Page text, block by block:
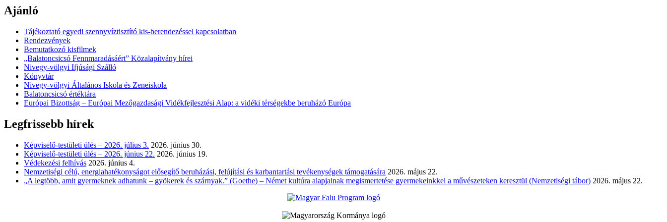
Ajánló
Tájékoztató egyedi szennyvíztisztító kis-berendezéssel kapcsolatban
Rendezvények
Bemutatkozó kisfilmek
„Balatoncsicsó Fennmaradásáért” Közalapítvány hírei
Nivegy-völgyi Ifjúsági Szálló
Könyvtár
Nivegy-völgyi Általános Iskola és Zeneiskola
Balatoncsicsó értéktára
Európai Bizottság – Európai Mezőgazdasági Vidékfejlesztési Alap: a vidéki térségekbe beruházó Európa
Legfrissebb hírek
Képviselő-testületi ülés – 2026. július 3. 2026. június 30.
Képviselő-testületi ülés – 2026. június 22. 2026. június 19.
Védekezési felhívás 2026. június 4.
Nemzetiségi célú, energiahatékonyságot elősegítő beruházási, felújítási és karbantartási tevékenységek támogatására 2026. május 22.
„A legtöbb, amit gyermeknek adhatunk – gyökerek és szárnyak.” (Goethe) – Német kultúra alapjainak megismertetése gyermekeinkkel a művészeteken keresztül (Nemzetiségi tábor) 2026. május 22.